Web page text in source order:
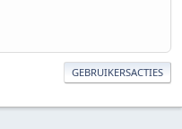
GEBRUIKERSACTIES